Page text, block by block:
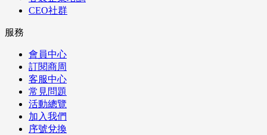
CEO社群
服務
會員中心
訂閱商周
客服中心
常見問題
活動總覽
加入我們
序號兌換